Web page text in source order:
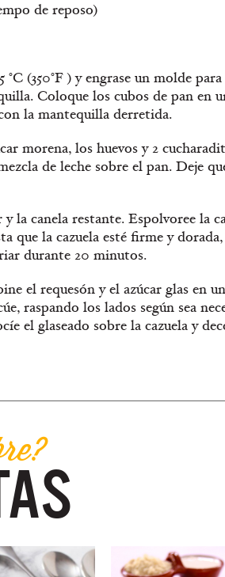
de reposo)
(350°F ) y engrase un molde
Coloque los cubos de pan en
la mantequilla derretida.
morena, los huevos y 2
de leche sobre el pan. Deje
la canela restante. Espolvoree la
que la cazuela esté firme y dorada,
durante 20 minutos.
el requesón y el azúcar glas en
raspando los lados según sea
el glaseado sobre la cazuela y